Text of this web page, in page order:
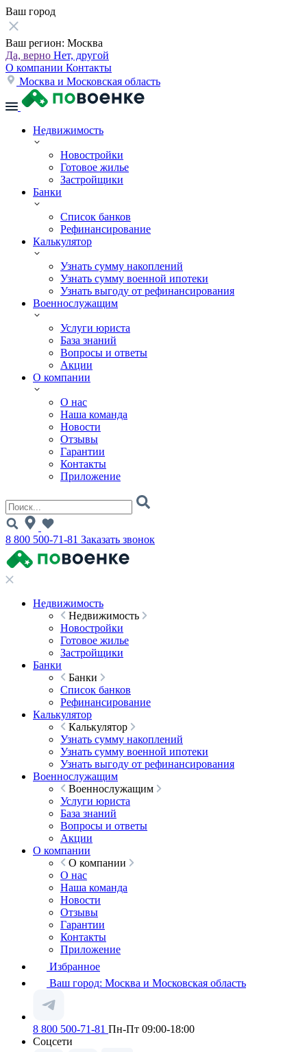
Ваш город
Ваш регион: Москва
Да, верно Нет, другой
О компании Контакты
Москва и Московская область
Недвижимость
Новостройки
Готовое жилье
Застройщики
Банки
Список банков
Рефинансирование
Калькулятор
Узнать сумму накоплений
Узнать сумму военной ипотеки
Узнать выгоду от рефинансирования
Военнослужащим
Услуги юриста
База знаний
Вопросы и ответы
Акции
О компании
О нас
Наша команда
Новости
Отзывы
Гарантии
Контакты
Приложение
8 800 500-71-81 Заказать звонок
Недвижимость
Недвижимость
Новостройки
Готовое жилье
Застройщики
Банки
Банки
Список банков
Рефинансирование
Калькулятор
Калькулятор
Узнать сумму накоплений
Узнать сумму военной ипотеки
Узнать выгоду от рефинансирования
Военнослужащим
Военнослужащим
Услуги юриста
База знаний
Вопросы и ответы
Акции
О компании
О компании
О нас
Наша команда
Новости
Отзывы
Гарантии
Контакты
Приложение
Избранное
Ваш город: Москва и Московская область
8 800 500-71-81 Пн-Пт 09:00-18:00
Соцсети